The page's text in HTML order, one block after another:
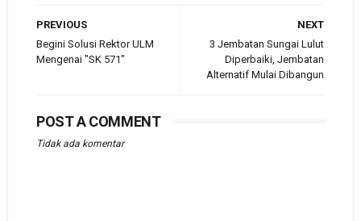
NEXT
3 Jembatan Sungai Lulut
Diperbaiki, Jembatan
Alternatif Mulai Dibangun
PREVIOUS
Begini Solusi Rektor ULM
Mengenai "SK 571"
POST A COMMENT
Tidak ada komentar